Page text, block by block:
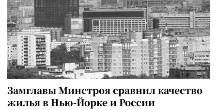
Замглавы Минстроя сравнил качество
жилья в Нью-Йорке и России